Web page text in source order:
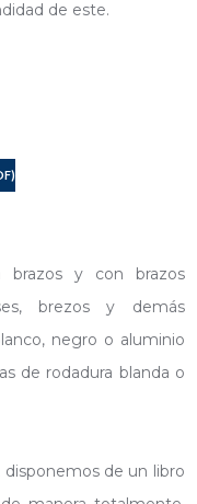
de este.
brazos y con brazos
brezos y demás
negro o aluminio
de rodadura blanda o
disponemos de un libro